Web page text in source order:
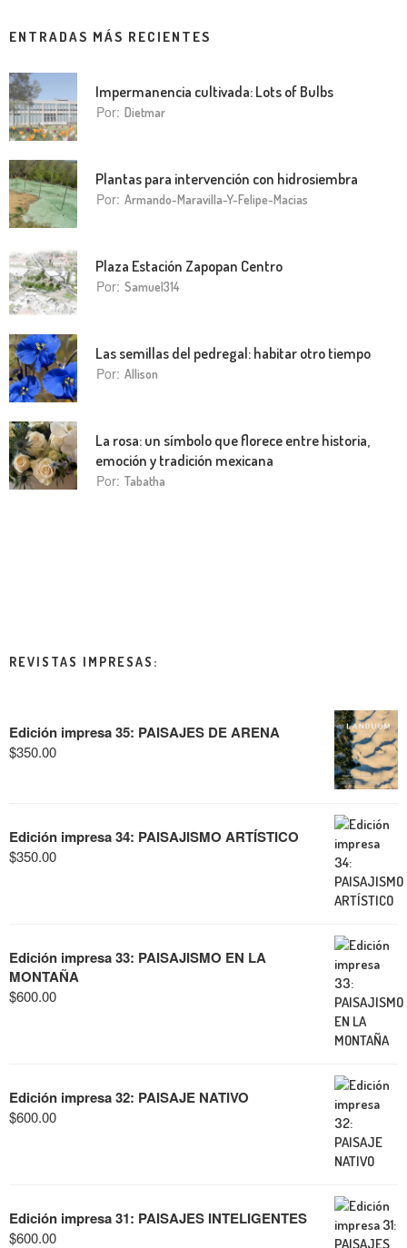
ENTRADAS MÁS RECIENTES
Impermanencia cultivada: Lots of Bulbs
Por: Dietmar
Plantas para intervención con hidrosiembra
Por: Armando-Maravilla-Y-Felipe-Macias
Plaza Estación Zapopan Centro
Por: Samuel314
Las semillas del pedregal: habitar otro tiempo
Por: Allison
La rosa: un símbolo que florece entre historia,
emoción y tradición mexicana
Por: Tabatha
REVISTAS IMPRESAS:
Edición impresa 35: PAISAJES DE ARENA
$350.00
Edición impresa 34: PAISAJISMO ARTÍSTICO
$350.00
Edición impresa 33: PAISAJISMO EN LA
MONTAÑA
$600.00
Edición impresa 32: PAISAJE NATIVO
$600.00
Edición impresa 31: PAISAJES INTELIGENTES
$600.00